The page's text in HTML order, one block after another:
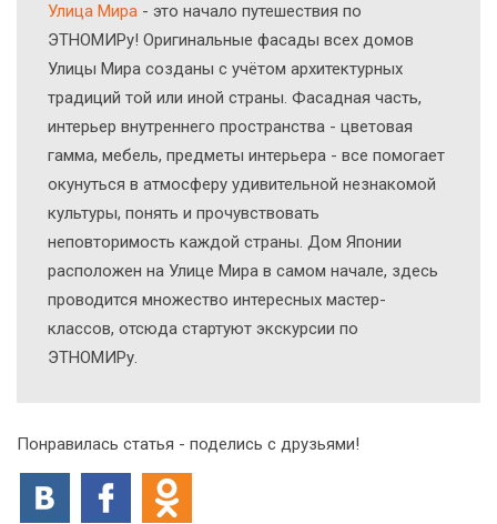
Улица Мира - это начало путешествия по
ЭТНОМИРу! Оригинальные фасады всех домов
Улицы Мира созданы с учётом архитектурных
традиций той или иной страны. Фасадная часть,
интерьер внутреннего пространства - цветовая
гамма, мебель, предметы интерьера - все помогает
окунуться в атмосферу удивительной незнакомой
культуры, понять и прочувствовать
неповторимость каждой страны. Дом Японии
расположен на Улице Мира в самом начале, здесь
проводится множество интересных мастер-
классов, отсюда стартуют экскурсии по
ЭТНОМИРу.
Понравилась статья - поделись с друзьями!